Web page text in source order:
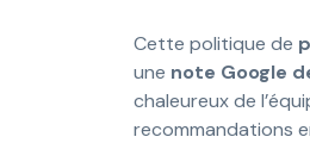
Cette politique de
une note Google
chaleureux de
recommandations